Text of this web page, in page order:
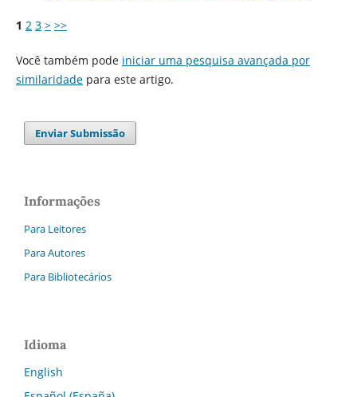
1 2 3 > >>
Você também pode iniciar uma pesquisa avançada por
similaridadepara este artigo.
Enviar Submissão
Informações
Para Leitores
Para Autores
Para Bibliotecários
Idioma
English